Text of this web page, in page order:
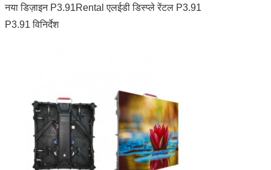
नया डिज़ाइन P3.91Rental एलईडी डिस्प्ले रेंटल P3.91
P3.91 विनिर्देश